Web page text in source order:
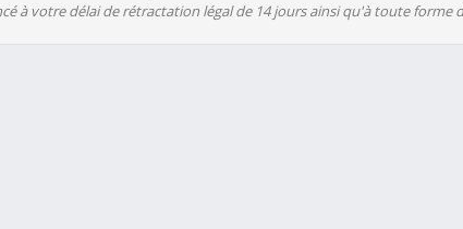
à votre délai de rétractation légal de 14 jours ainsi qu'à toute